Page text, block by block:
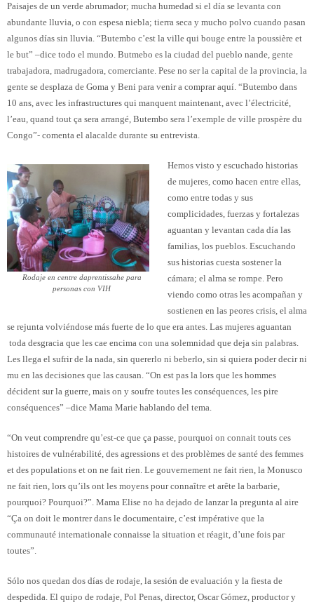
Paisajes de un verde abrumador; mucha humedad si el día se levanta con
abundante lluvia, o con espesa niebla; tierra seca y mucho polvo cuando pasan
algunos días sin lluvia. “Butembo c’est la ville qui bouge entre la poussière et
le but” –dice todo el mundo. Butmebo es la ciudad del pueblo nande, gente
trabajadora, madrugadora, comerciante. Pese no ser la capital de la provincia, la
gente se desplaza de Goma y Beni para venir a comprar aquí. “Butembo dans
10 ans, avec les infrastructures qui manquent maintenant, avec l’électricité,
l’eau, quand tout ça sera arrangé, Butembo sera l’exemple de ville prospère du
Congo”- comenta el alacalde durante su entrevista.
Rodaje en centre daprentissahe para
personas con VIH
Hemos visto y escuchado historias
de mujeres, como hacen entre ellas,
como entre todas y sus
complicidades, fuerzas y fortalezas
aguantan y levantan cada día las
familias, los pueblos. Escuchando
sus historias cuesta sostener la
cámara; el alma se rompe. Pero
viendo como otras les acompañan y
sostienen en las peores crisis, el alma
se rejunta volviéndose más fuerte de lo que era antes. Las mujeres aguantan
toda desgracia que les cae encima con una solemnidad que deja sin palabras.
Les llega el sufrir de la nada, sin quererlo ni beberlo, sin si quiera poder decir ni
mu en las decisiones que las causan. “On est pas la lors que les hommes
décident sur la guerre, mais on y soufre toutes les conséquences, les pire
conséquences” –dice Mama Marie hablando del tema.
“On veut comprendre qu’est-ce que ça passe, pourquoi on connait touts ces
histoires de vulnérabilité, des agressions et des problèmes de santé des femmes
et des populations et on ne fait rien. Le gouvernement ne fait rien, la Monusco
ne fait rien, lors qu’ils ont les moyens pour connaître et arête la barbarie,
pourquoi? Pourquoi?”. Mama Elise no ha dejado de lanzar la pregunta al aire
“Ça on doit le montrer dans le documentaire, c’est impérative que la
communauté internationale connaisse la situation et réagit, d’une fois par
toutes”.
Sólo nos quedan dos días de rodaje, la sesión de evaluación y la fiesta de
despedida. El quipo de rodaje, Pol Penas, director, Oscar Gómez, productor y